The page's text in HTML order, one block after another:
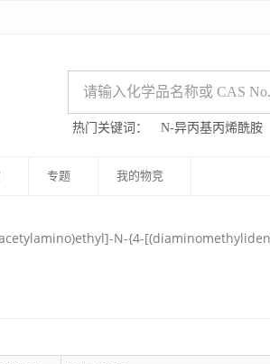
热门关键词： N-异丙基丙烯酰胺
专题 我的物竞
N-{4-